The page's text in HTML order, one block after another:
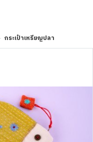
กระเป๋าเหรียญปลา